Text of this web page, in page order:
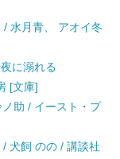
水月青、 アオイ冬
に溺れる
[文庫]
助 / イースト・プ
犬飼 のの / 講談社